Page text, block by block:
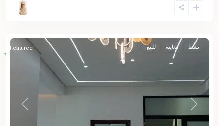
Previous Next
للبيع معاينة نشط Featured